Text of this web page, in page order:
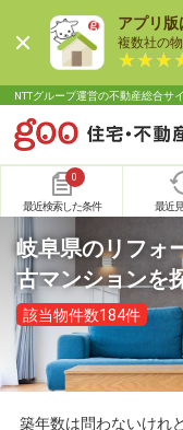
アプリ版
複数社の
NTTグループ運営の不動産総合サ
0
最近検索した条件 最近
岐阜県のリフォ
古マンションを
該当物件数184件
築年数は問わないけれ